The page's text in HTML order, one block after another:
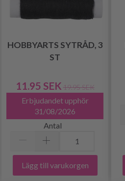
HOBBYARTS SYTRÅD, 3
ST
11.95 SEK 19.95 SEK
Erbjudandet upphör
31/08/2026
Antal
Lägg till varukorgen